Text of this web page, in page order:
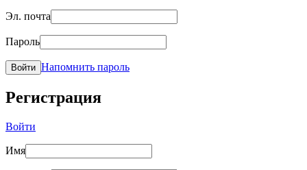
Эл. почта
Пароль
Войти Напомнить пароль
Регистрация
Войти
Имя